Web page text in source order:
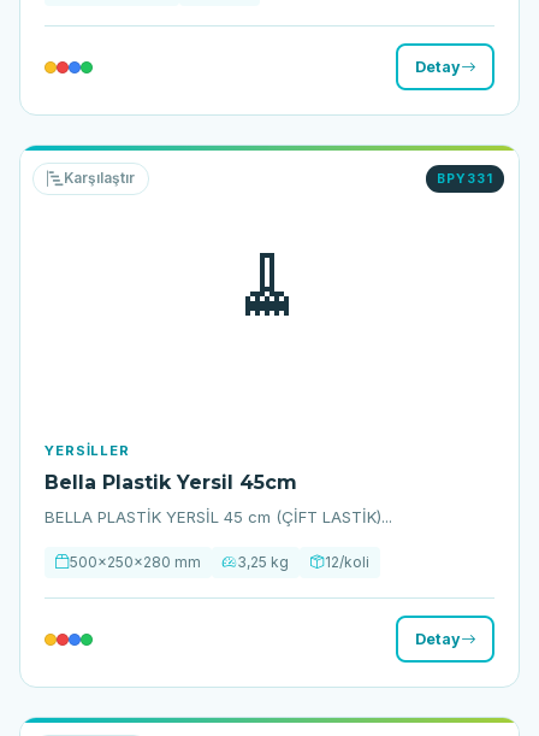
Detay
🧹
BPY331
Karşılaştır
YERSILLER
Bella Plastik Yersil 45cm
BELLA PLASTİK YERSİL 45 cm (ÇİFT LASTİK)...
500x250x280 mm 3,25 kg 12/koli
Detay